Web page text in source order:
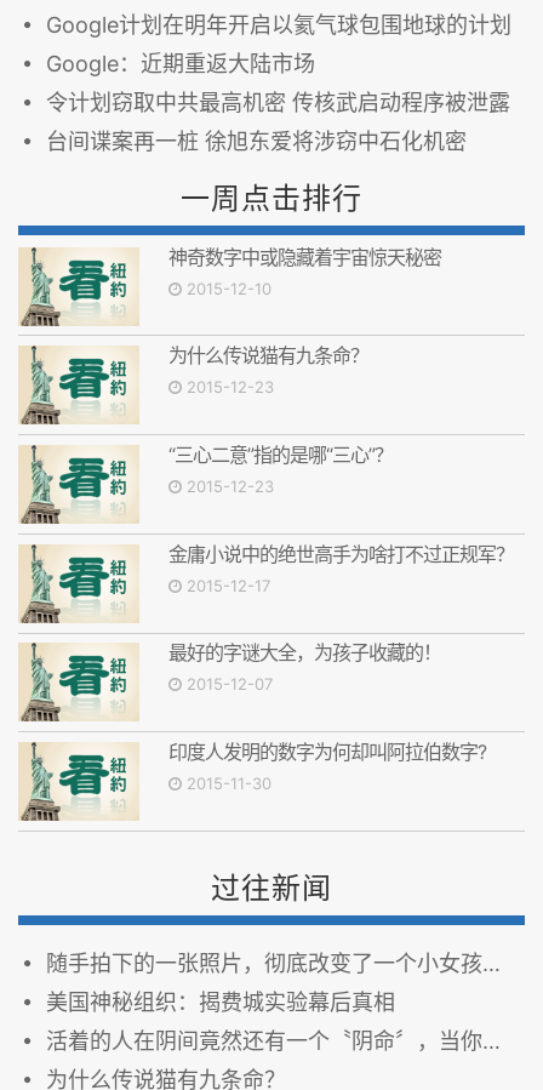
Google计划在明年开启以氦气球包围地球的计划
Google：近期重返大陆市场
令计划窃取中共最高机密 传核武启动程序被泄露
台间谍案再一桩 徐旭东爱将涉窃中石化机密
一周点击排行
神奇数字中或隐藏着宇宙惊天秘密
2015-12-10
为什么传说猫有九条命？
2015-12-23
“三心二意”指的是哪“三心”？
2015-12-23
金庸小说中的绝世高手为啥打不过正规军？
2015-12-17
最好的字谜大全，为孩子收藏的！
2015-12-07
印度人发明的数字为何却叫阿拉伯数字?
2015-11-30
过往新闻
随手拍下的一张照片，彻底改变了一个小女孩的生活
美国神秘组织：揭费城实验幕后真相
活着的人在阴间竟然还有一个〝阴命〞，当你身上有病痛时，可能就是阴命在受刑！
为什么传说猫有九条命？